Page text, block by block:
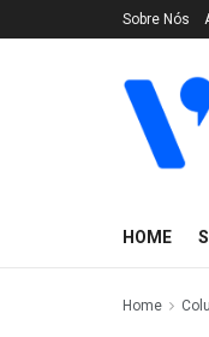
Sobre Nós
HOME
Home